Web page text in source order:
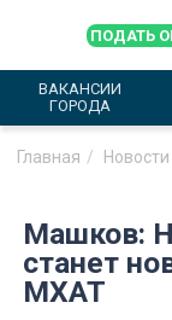
ПОДАТЬ
ВАКАНСИИ
ГОРОДА
Главная Новости
Машков:
станет
МХАТ